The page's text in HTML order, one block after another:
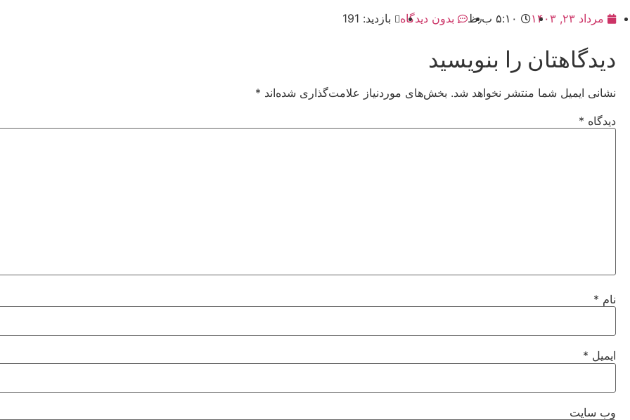
مرداد ۲۳, ۱۴۰۳ ۵:۱۰ ب٫ظ بدون دیدگاه بازدید: 191
دیدگاهتان را بنویسید
نشانی ایمیل شما منتشر نخواهد شد. بخش‌های موردنیاز علامت‌گذاری شده‌اند *
دیدگاه *
نام *
ایمیل *
وب‌ سایت